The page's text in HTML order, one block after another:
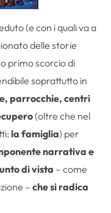
(e con i quali va a
delle storie
primo scorcio di
soprattutto in
parrocchie, centri
(oltre che nel
la famiglia) per
narrativa e
di vista – come
–che si radica